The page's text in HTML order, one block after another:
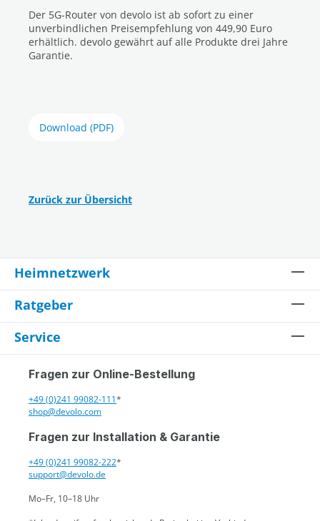
Der 5G-Router von devolo ist ab sofort zu einer
unverbindlichen Preisempfehlung von 449,90 Euro
erhältlich. devolo gewährt auf alle Produkte drei Jahre
Garantie.
Download (PDF)
Zurück zur Übersicht
Heimnetzwerk
Ratgeber
Service
Fragen zur Online-Bestellung
+49 (0)241 99082-111*
shop@devolo.com
Fragen zur Installation & Garantie
+49 (0)241 99082-222*
support@devolo.de
Mo–Fr, 10–18 Uhr